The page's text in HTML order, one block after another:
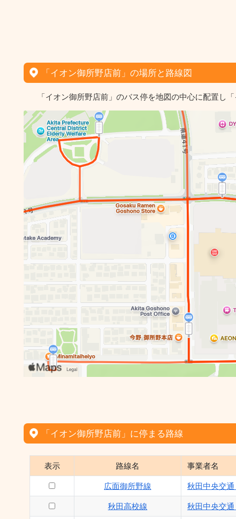
「イオン御所野店前」の場所と路線図
「イオン御所野店前」のバス停を地図の中心に配置し
「イオン御所野店前」に停まる路線
表示 路線名 事業者名
広面御所野線 秋田中央交通
秋田高校線 秋田中央交通